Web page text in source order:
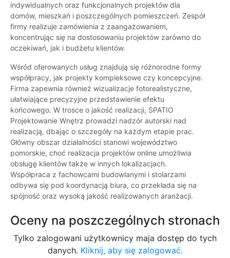
indywidualnych oraz funkcjonalnych projektów dla
domów, mieszkań i poszczególnych pomieszczeń. Zespół
firmy realizuje zamówienia z zaangażowaniem,
koncentrując się na dostosowaniu projektów zarówno do
oczekiwań, jak i budżetu klientów.
Wśród oferowanych usług znajdują się różnorodne formy
współpracy, jak projekty kompleksowe czy koncepcyjne.
Firma zapewnia również wizualizacje fotorealistyczne,
ułatwiające precyzyjne przedstawienie efektu
końcowego. W trosce o jakość realizacji, SPATIO
Projektowanie Wnętrz prowadzi nadzór autorski nad
realizacją, dbając o szczegóły na każdym etapie prac.
Główny obszar działalności stanowi województwo
pomorskie, choć realizacja projektów online umożliwia
obsługę klientów także w innych lokalizacjach.
Współpraca z fachowcami budowlanymi i stolarzami
odbywa się pod koordynacją biura, co przekłada się na
spójność oraz wysoką jakość realizowanych aranżacji.
Oceny na poszczególnych stronach
Tylko zalogowani użytkownicy maja dostęp do tych
danych. Kliknij, aby się zalogować.